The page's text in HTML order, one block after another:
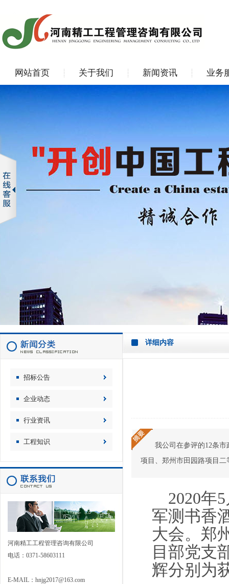
网站首页 关于我们 新闻资讯 业务
招标公告
企业动态
行业资讯
工程知识
河南精工工程管理咨询有限公司
电话：0371-58603111
E-MAIL：hnjg2017@163.com
详细内容
我公司在参评的12条
项目、郑州市田园路项目
2020年5
军测书香
大会。郑
目部党支
辉分别为